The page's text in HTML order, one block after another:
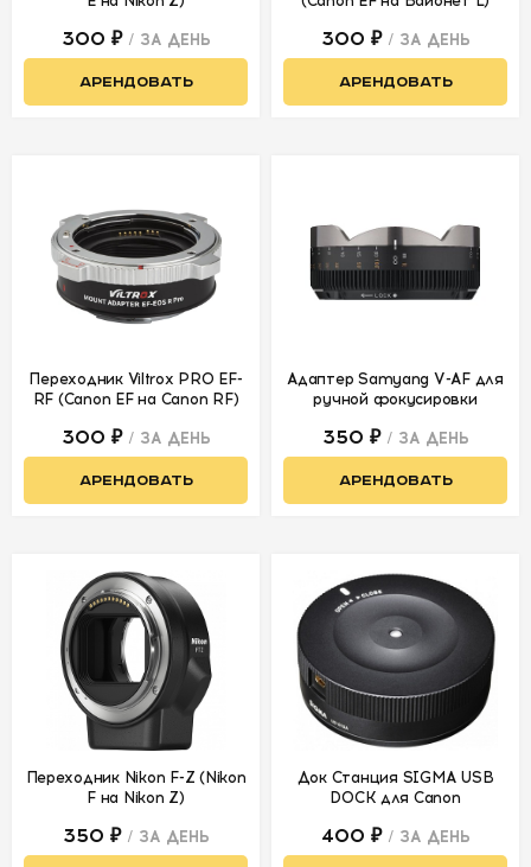
300 ₽ / ЗА ДЕНЬ
АРЕНДОВАТЬ
300 ₽ / ЗА ДЕНЬ
АРЕНДОВАТЬ
Переходник Viltrox PRO EF-
RF (Canon EF на Canon RF)
300 ₽ / ЗА ДЕНЬ
АРЕНДОВАТЬ
Адаптер Samyang V-AF для
ручной фокусировки
350 ₽ / ЗА ДЕНЬ
АРЕНДОВАТЬ
Переходник Nikon F-Z (Nikon
F на Nikon Z)
350 ₽ / ЗА ДЕНЬ
Док Станция SIGMA USB
DOCK для Canon
400 ₽ / ЗА ДЕНЬ